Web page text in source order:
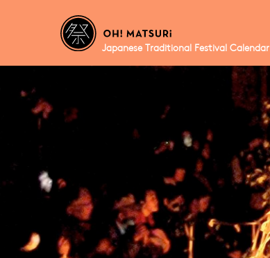
Japanese Traditional Festival Calendar